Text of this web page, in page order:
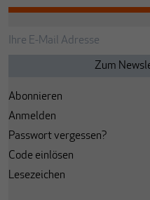
Abonnieren
Anmelden
Passwort vergessen?
Code einlösen
Lesezeichen